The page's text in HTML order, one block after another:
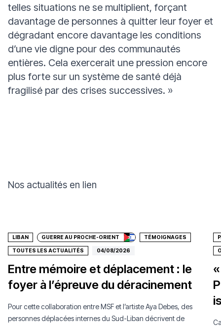
telles situations ne se multiplient, forçant
davantage de personnes à quitter leur foyer et
dégradant encore davantage les conditions
d’une vie digne pour des communautés
entières. Cela exercerait une pression encore
plus forte sur un système de santé déjà
fragilisé par des crises successives. »
Nos actualités en lien
LIBAN GUERRE AU PROCHE-ORIENT TÉMOIGNAGES
TOUTES LES ACTUALITÉS 04/08/2026
Entre mémoire et déplacement : le
foyer à l’épreuve du déracinement
Pour cette collaboration entre MSF et l’artiste Aya Debes, des
personnes déplacées internes du Sud-Liban décrivent de